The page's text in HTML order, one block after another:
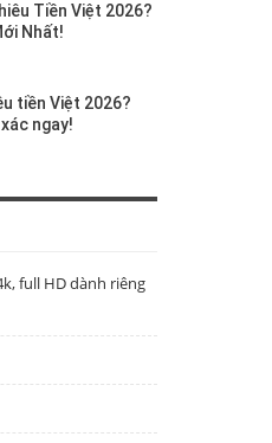
Tiền Việt 2026?
Nhất!
tiền Việt 2026?
ngay!
full HD dành riêng